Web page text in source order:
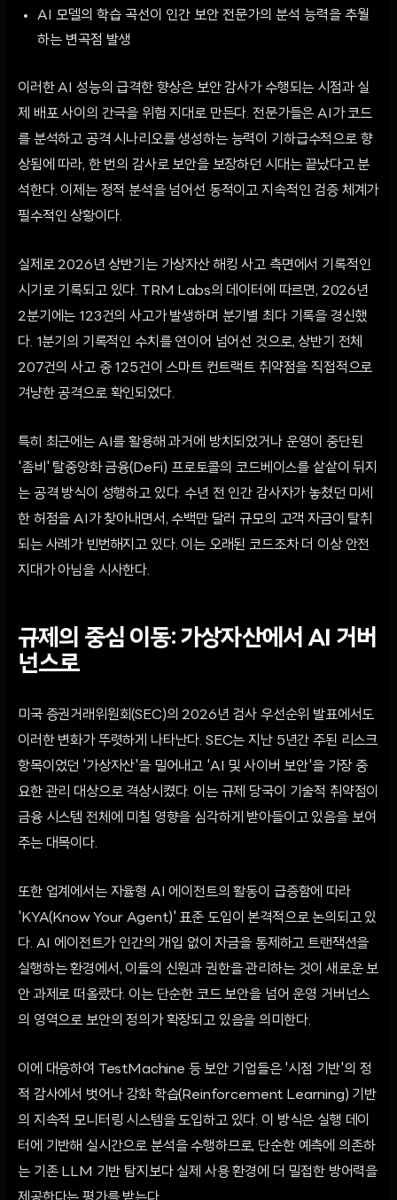
AI 모델의 학습 곡선이 인간 보안 전문가의 분석 능력을 추월
하는 변곡점 발생
이러한 AI 성능의 급격한 향상은 보안 감사가 수행되는 시점과 실
제 배포 사이의 간극을 위험 지대로 만든다. 전문가들은 AI가 코드
를 분석하고 공격 시나리오를 생성하는 능력이 기하급수적으로 향
상됨에 따라, 한 번의 감사로 보안을 보장하던 시대는 끝났다고 분
석한다. 이제는 정적 분석을 넘어선 동적이고 지속적인 검증 체계가
필수적인 상황이다.
실제로 2026년 상반기는 가상자산 해킹 사고 측면에서 기록적인
시기로 기록되고 있다. TRM Labs의 데이터에 따르면, 2026년
2분기에는 123건의 사고가 발생하며 분기별 최다 기록을 경신했
다. 1분기의 기록적인 수치를 연이어 넘어선 것으로, 상반기 전체
207건의 사고 중 125건이 스마트 컨트랙트 취약점을 직접적으로
겨냥한 공격으로 확인되었다.
특히 최근에는 AI를 활용해 과거에 방치되었거나 운영이 중단된
'좀비' 탈중앙화 금융(DeFi) 프로토콜의 코드베이스를 샅샅이 뒤지
는 공격 방식이 성행하고 있다. 수년 전 인간 감사자가 놓쳤던 미세
한 허점을 AI가 찾아내면서, 수백만 달러 규모의 고객 자금이 탈취
되는 사례가 빈번해지고 있다. 이는 오래된 코드조차 더 이상 안전
지대가 아님을 시사한다.
규제의 중심 이동: 가상자산에서 AI 거버
넌스로
미국 증권거래위원회(SEC)의 2026년 검사 우선순위 발표에서도
이러한 변화가 뚜렷하게 나타난다. SEC는 지난 5년간 주된 리스크
항목이었던 '가상자산'을 밀어내고 'AI 및 사이버 보안'을 가장 중
요한 관리 대상으로 격상시켰다. 이는 규제 당국이 기술적 취약점이
금융 시스템 전체에 미칠 영향을 심각하게 받아들이고 있음을 보여
주는 대목이다.
또한 업계에서는 자율형 AI 에이전트의 활동이 급증함에 따라
'KYA(Know Your Agent)' 표준 도입이 본격적으로 논의되고 있
다. AI 에이전트가 인간의 개입 없이 자금을 통제하고 트랜잭션을
실행하는 환경에서, 이들의 신원과 권한을 관리하는 것이 새로운 보
안 과제로 떠올랐다. 이는 단순한 코드 보안을 넘어 운영 거버넌스
의 영역으로 보안의 정의가 확장되고 있음을 의미한다.
이에 대응하여 TestMachine 등 보안 기업들은 '시점 기반'의 정
적 감사에서 벗어나 강화 학습(Reinforcement Learning) 기반
의 지속적 모니터링 시스템을 도입하고 있다. 이 방식은 실행 데이
터에 기반해 실시간으로 분석을 수행하므로, 단순한 예측에 의존하
는 기존 LLM 기반 탐지보다 실제 사용 환경에 더 밀접한 방어력을